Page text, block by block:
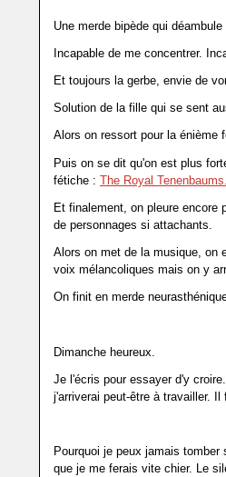
Une merde bipède qui
Incapable de me concentrer.
Et toujours la gerbe, envie de
Solution de la fille qui se sent
Alors on ressort pour la énième
Puis on se dit qu'on est plus
fétiche : The Royal Tenenbaums.
Et finalement, on pleure
de personnages si attachants.
Alors on met de la musique, on
voix mélancoliques mais on y
On finit en merde
Dimanche heureux.
Je l'écris pour essayer d'y
j'arriverai peut-être à travailler. Il
Pourquoi je peux jamais
que je me ferais vite chier. Le